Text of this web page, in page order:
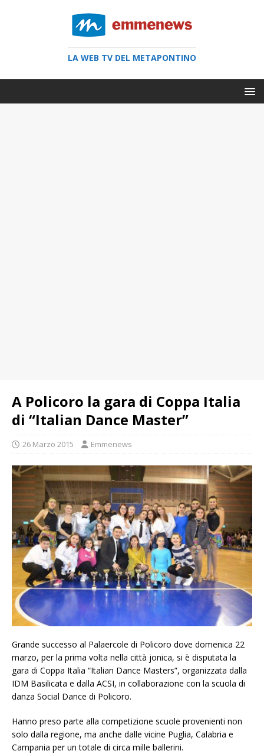
LA WEB TV DEL METAPONTINO
A Policoro la gara di Coppa Italia
di “Italian Dance Master”
26 Marzo 2015 Emmenews
Grande successo al Palaercole di Policoro dove domenica 22
marzo, per la prima volta nella città jonica, si è disputata la
gara di Coppa Italia “Italian Dance Masters”, organizzata dalla
IDM Basilicata e dalla ACSI, in collaborazione con la scuola di
danza Social Dance di Policoro.
Hanno preso parte alla competizione scuole provenienti non
solo dalla regione, ma anche dalle vicine Puglia, Calabria e
Campania per un totale di circa mille ballerini.